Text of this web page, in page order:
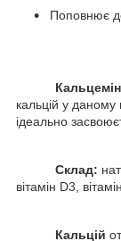
Поповнює
кальцій у
ідеально
Склад:
вітамін D3,
Кальцій